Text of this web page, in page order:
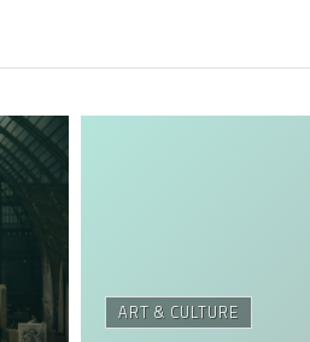
ART & CULTURE